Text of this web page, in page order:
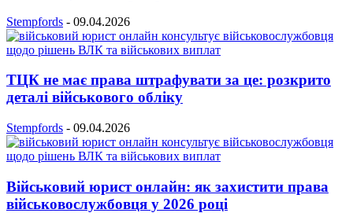
Stempfords - 09.04.2026
ТЦК не має права штрафувати за це: розкрито
деталі військового обліку
Stempfords - 09.04.2026
Військовий юрист онлайн: як захистити права
військовослужбовця у 2026 році